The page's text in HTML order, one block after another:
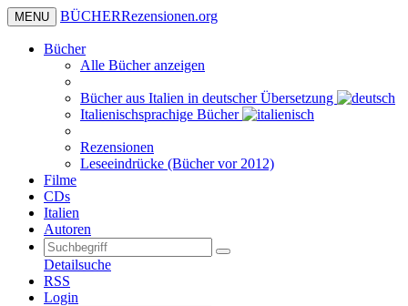
MENU BÜCHERRezensionen.org
Bücher
Alle Bücher anzeigen
Bücher aus Italien in deutscher Übersetzung
Italienischsprachige Bücher
Rezensionen
Leseeindrücke (Bücher vor 2012)
Filme
CDs
Italien
Autoren
Detailsuche
RSS
Login